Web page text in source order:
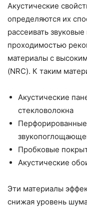
Акустические
определяются их
рассеивать
проходимостью
материалы с
(NRC). К таким
Акустические
стекловолокна
Пробковые
Акустические
Эти материалы
снижая уровень